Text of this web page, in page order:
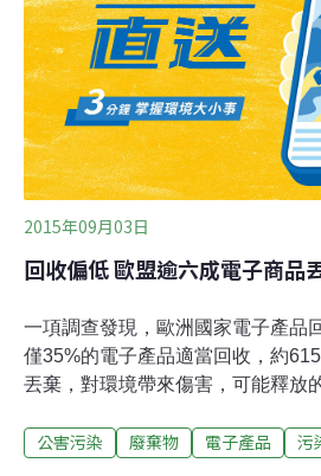
2015年09月03日
回收偏低 歐盟逾六成電子商品
一項調查發現，歐洲國家電子產品
僅35%的電子產品適當回收，約
丟棄，對環境帶來傷害，可能釋放
仍然不足，成噸的冰箱、廢棄電子
公害污染 廢棄物 電子產品 污